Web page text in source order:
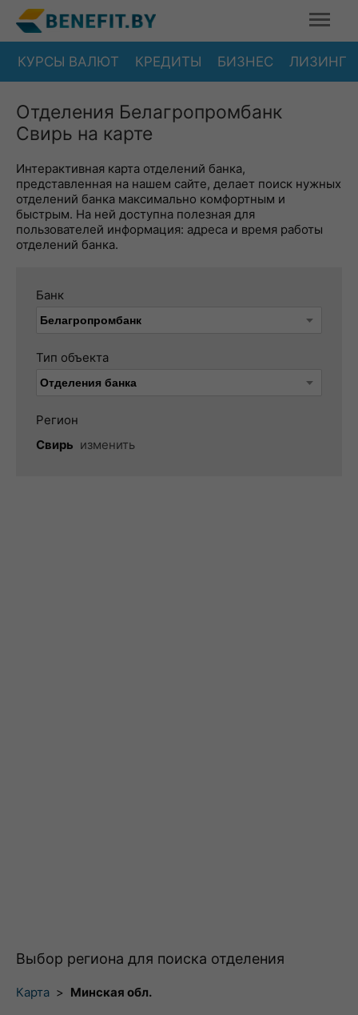
КУРСЫ ВАЛЮТ КРЕДИТЫ БИЗНЕС ЛИЗИНГ
Отделения Белагропромбанк
Свирь на карте
Интерактивная карта отделений банка,
представленная на нашем сайте, делает поиск нужных
отделений банка максимально комфортным и
быстрым. На ней доступна полезная для
пользователей информация: адреса и время работы
отделений банка.
Банк
Тип объекта
Регион
Свирь изменить
Выбор региона для поиска отделения
Карта > Минская обл.